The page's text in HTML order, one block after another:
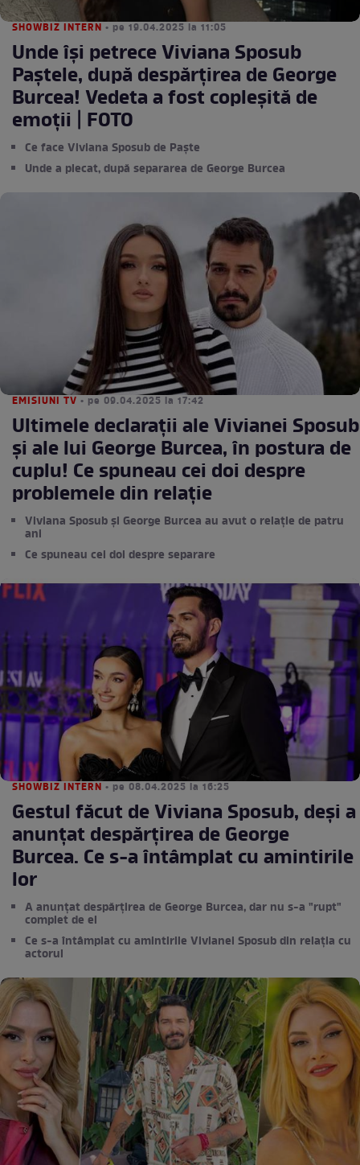
SHOWBIZ INTERN • pe 19.04.2025 la 11:05
Unde își petrece Viviana Sposub
Paștele, după despărțirea de George
Burcea! Vedeta a fost copleșită de
emoții | FOTO
Ce face Viviana Sposub de Paște
Unde a plecat, după separarea de George Burcea
EMISIUNI TV • pe 09.04.2025 la 17:42
Ultimele declarații ale Vivianei Sposub
și ale lui George Burcea, în postura de
cuplu! Ce spuneau cei doi despre
problemele din relație
Viviana Sposub și George Burcea au avut o relație de patru
ani
Ce spuneau cei doi despre separare
SHOWBIZ INTERN • pe 08.04.2025 la 16:25
Gestul făcut de Viviana Sposub, deși a
anunțat despărțirea de George
Burcea. Ce s-a întâmplat cu amintirile
lor
A anunțat despărțirea de George Burcea, dar nu s-a "rupt"
complet de el
Ce s-a întâmplat cu amintirile Vivianei Sposub din relația cu
actorul